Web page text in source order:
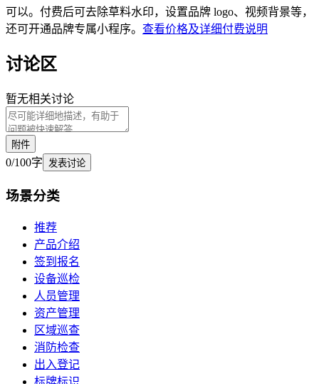
可以。付费后可去除草料水印，设置品牌 logo、视频背景等，
还可开通品牌专属小程序。 查看价格及详细付费说明
讨论区
暂无相关讨论
附件
0/100字 发表讨论
场景分类
推荐
产品介绍
签到报名
设备巡检
人员管理
资产管理
区域巡查
消防检查
出入登记
标牌标识